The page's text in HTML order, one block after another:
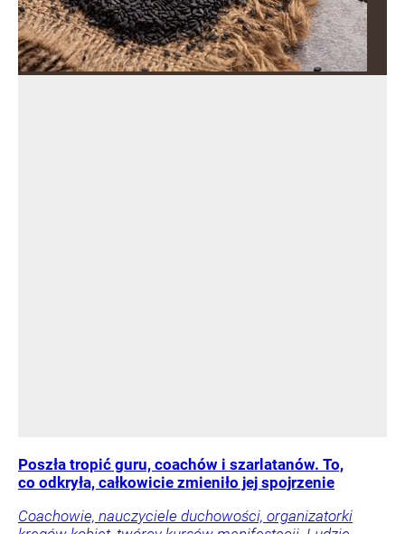
Poszła tropić guru, coachów i szarlatanów. To,
co odkryła, całkowicie zmieniło jej spojrzenie
Coachowie, nauczyciele duchowości, organizatorki